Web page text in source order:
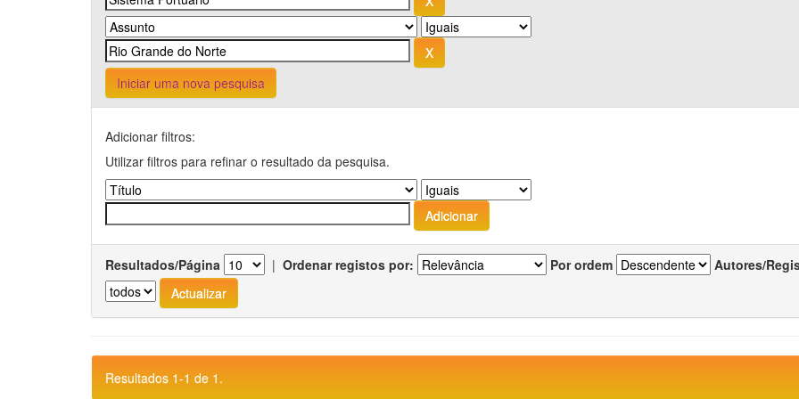
Iniciar uma nova pesquisa
Adicionar filtros:
Utilizar filtros para refinar o resultado da pesquisa.
Resultados/Página | Ordenar registos por: Por ordem Autores/
Resultados 1-1 de 1.